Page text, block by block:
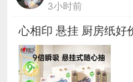
3小时前
心相印 悬挂 厨房纸好